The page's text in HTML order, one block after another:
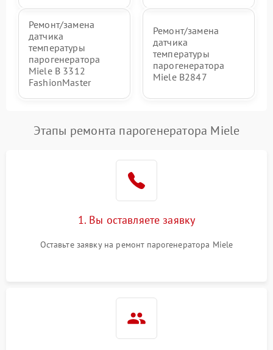
Ремонт/замена
датчика
температуры
парогенератора
Miele B 3312
FashionMaster
Ремонт/замена
датчика
температуры
парогенератора
Miele B2847
Этапы ремонта парогенератора Miele
1. Вы оставляете заявку
Оставьте заявку на ремонт парогенератора Miele